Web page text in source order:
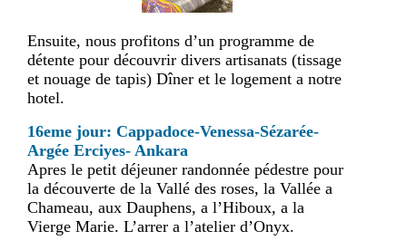
Ensuite, nous profitons d’un programme de
détente pour découvrir divers artisanats (tissage
et nouage de tapis) Dîner et le logement a notre
hotel.
16eme jour: Cappadoce-Venessa-Sézarée-
Argée Erciyes- Ankara
Apres le petit déjeuner randonnée pédestre pour
la découverte de la Vallé des roses, la Vallée a
Chameau, aux Dauphens, a l’Hiboux, a la
Vierge Marie. L’arrer a l’atelier d’Onyx.